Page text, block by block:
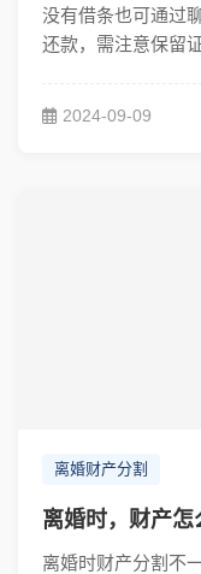
没有借条也可通过
还款，需注意保留证
2024-09-09
离婚财产分割
离婚时，财产怎
离婚时财产分割不